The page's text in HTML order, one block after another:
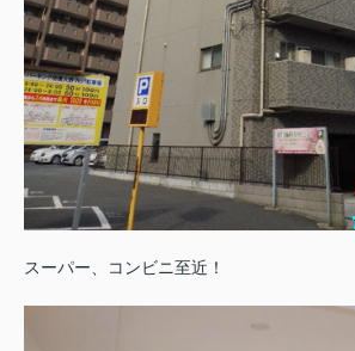
スーパー、コンビニ至近！